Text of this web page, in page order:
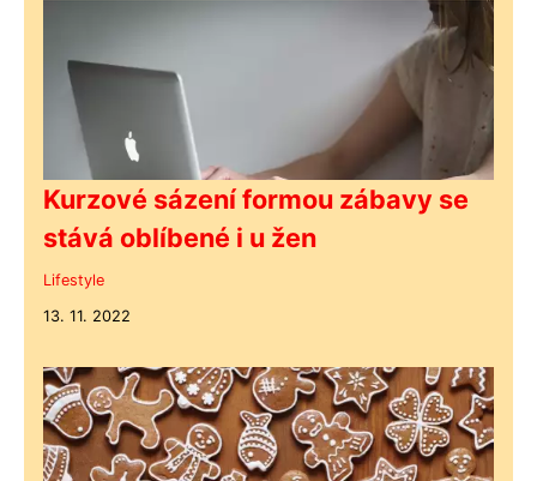
Kurzové sázení formou zábavy se
stává oblíbené i u žen
Lifestyle
13. 11. 2022